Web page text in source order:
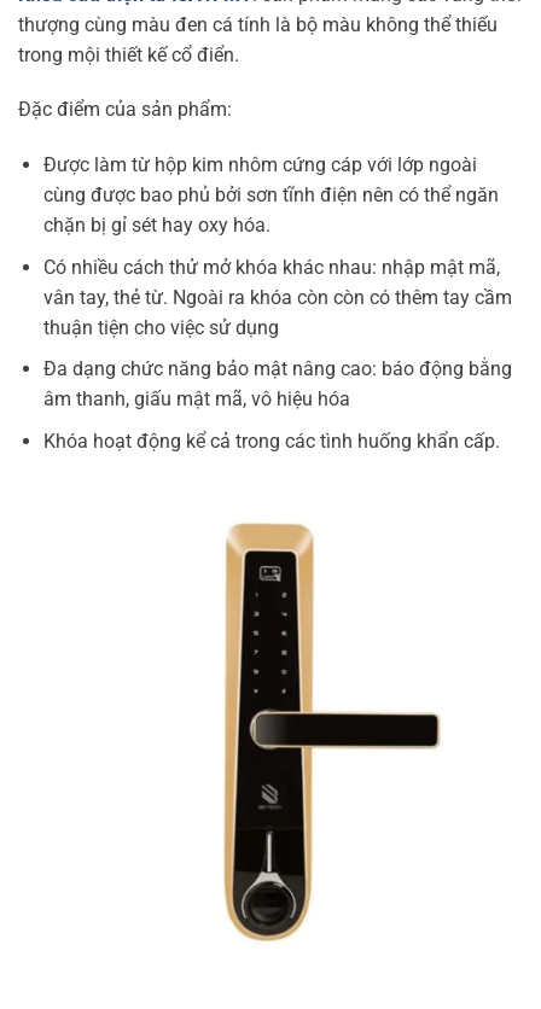
thượng cùng màu đen cá tính là bộ màu không thể thiếu
trong mội thiết kế cổ điển.
Đặc điểm của sản phẩm:
Được làm từ hộp kim nhôm cứng cáp với lớp ngoài
cùng được bao phủ bởi sơn tĩnh điện nên có thể ngăn
chặn bị gỉ sét hay oxy hóa.
Có nhiều cách thử mở khóa khác nhau: nhập mật mã,
vân tay, thẻ từ. Ngoài ra khóa còn còn có thêm tay cầm
thuận tiện cho việc sử dụng
Đa dạng chức năng bảo mật nâng cao: báo động bằng
âm thanh, giấu mật mã, vô hiệu hóa
Khóa hoạt động kể cả trong các tình huống khẩn cấp.